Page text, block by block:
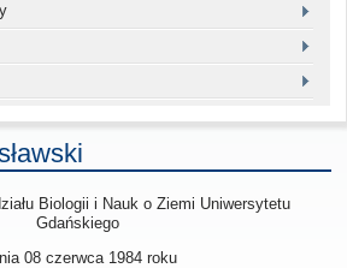
Biologii i Nauk o Ziemi Uniwersytetu
Gdańskiego
08 czerwca 1984 roku